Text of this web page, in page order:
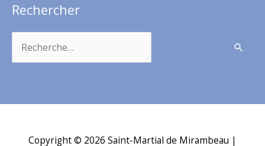
Rechercher
Copyright © 2026 Saint-Martial de Mirambeau |